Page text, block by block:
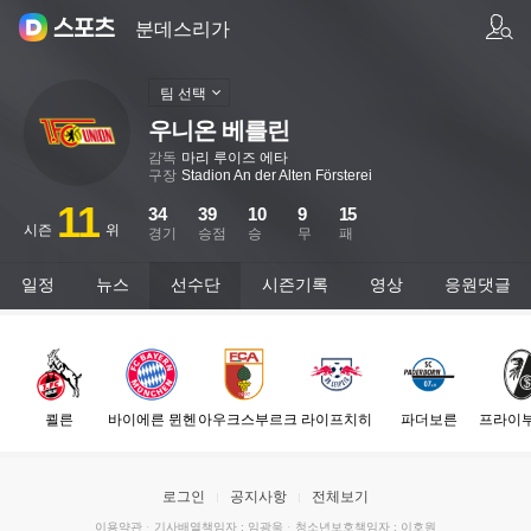
분데스리가
우니온 베를린
감독 마리 루이즈 에타
구장 Stadion An der Alten Försterei
시즌 11 위 경기
34
승점
39
승
10
무
9
패
15
팀 선택
일정 뉴스 선수단 시즌기록 영상 응원댓글
쾰른 바이에른 뮌헨 아우크스부르크 라이프치히 파더보른 프라이
로그인 공지사항 전체보기
이용약관 · 기사배열책임자 : 임광욱 · 청소년보호책임자 : 이호원